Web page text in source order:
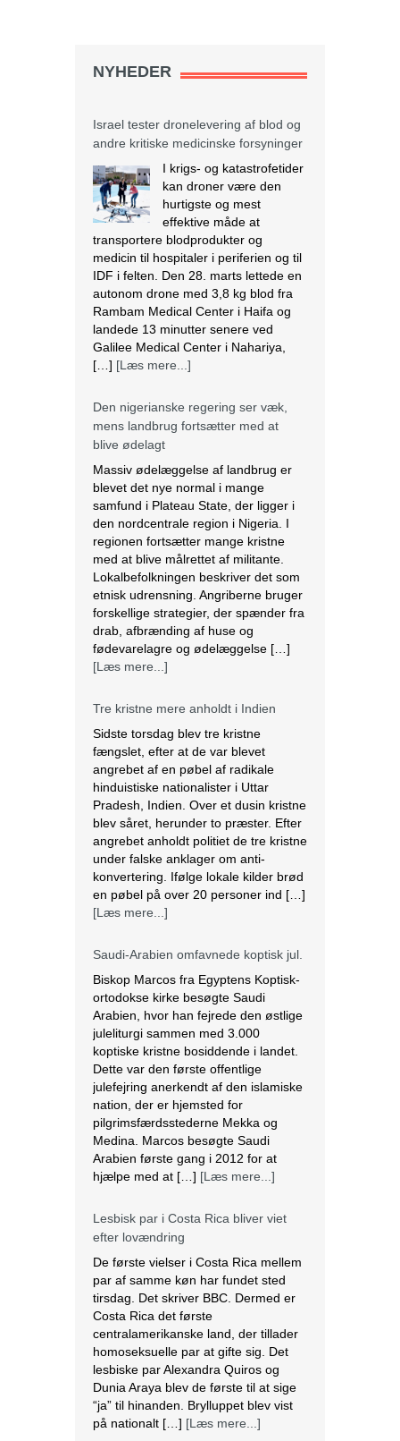
NYHEDER
andre kritiske medicinske forsyninger
I krigs- og katastrofetider
kan droner være den
hurtigste og mest
effektive måde at
transportere blodprodukter og
medicin til hospitaler i periferien og til
IDF i felten. Den 28. marts lettede en
autonom drone med 3,8 kg blod fra
Rambam Medical Center i Haifa og
landede 13 minutter senere ved
Galilee Medical Center i Nahariya,
[…][Læs mere...]
mens landbrug fortsætter med at
blive ødelagt
Massiv ødelæggelse af landbrug er
blevet det nye normal i mange
samfund i Plateau State, der ligger i
den nordcentrale region i Nigeria. I
regionen fortsætter mange kristne
med at blive målrettet af militante.
Lokalbefolkningen beskriver det som
etnisk udrensning. Angriberne bruger
forskellige strategier, der spænder fra
drab, afbrænding af huse og
fødevarelagre og ødelæggelse […]
[Læs mere...]
Sidste torsdag blev tre kristne
fængslet, efter at de var blevet
angrebet af en pøbel af radikale
hinduistiske nationalister i Uttar
Pradesh, Indien. Over et dusin kristne
blev såret, herunder to præster. Efter
angrebet anholdt politiet de tre kristne
under falske anklager om anti-
konvertering. Ifølge lokale kilder brød
en pøbel på over 20 personer ind […]
[Læs mere...]
Biskop Marcos fra Egyptens Koptisk-
ortodokse kirke besøgte Saudi
Arabien, hvor han fejrede den østlige
juleliturgi sammen med 3.000
koptiske kristne bosiddende i landet.
Dette var den første offentlige
julefejring anerkendt af den islamiske
nation, der er hjemsted for
pilgrimsfærdsstederne Mekka og
Medina. Marcos besøgte Saudi
Arabien første gang i 2012 for at
hjælpe med at […][Læs mere...]
efter lovændring
De første vielser i Costa Rica mellem
par af samme køn har fundet sted
tirsdag. Det skriver BBC. Dermed er
Costa Rica det første
centralamerikanske land, der tillader
homoseksuelle par at gifte sig. Det
lesbiske par Alexandra Quiros og
Dunia Araya blev de første til at sige
“ja” til hinanden. Brylluppet blev vist
på nationalt […]
[Læs mere...]